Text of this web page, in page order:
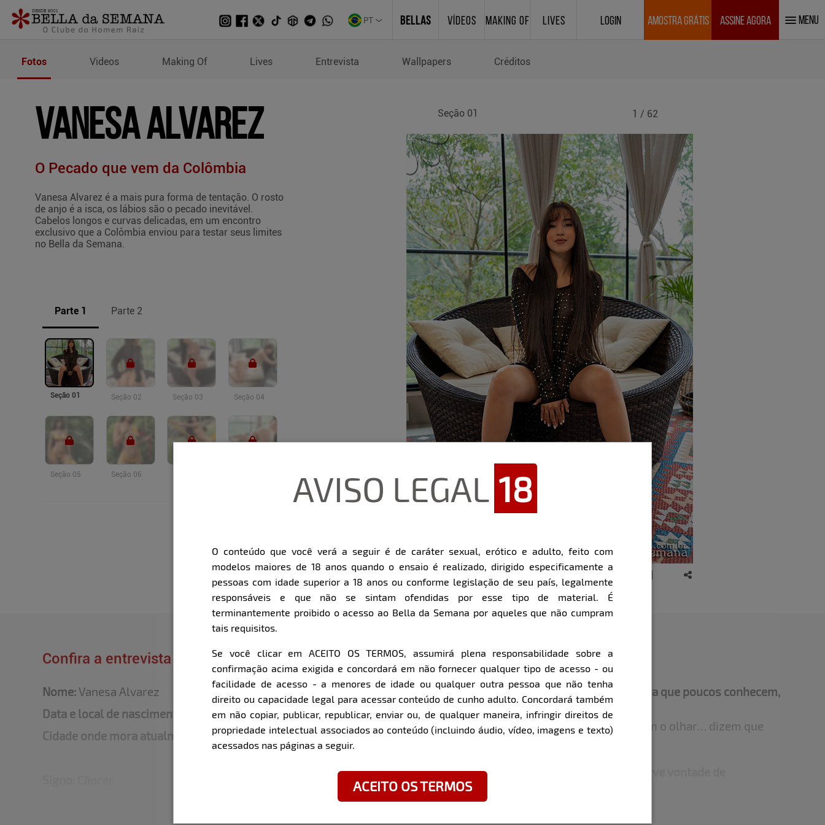
PT BELLAS VÍDEOS MAKING OF LIVES LOGIN AMOSTRA GRÁTIS ASSINE AGORA MENU
Fotos de Vanesa Alvarez
Fotos Videos Making Of Lives Entrevista Wallpapers Créditos
VANESA ALVAREZ
O Pecado que vem da Colômbia
Vanesa Alvarez é a mais pura forma de tentação. O rosto
de anjo é a isca, os lábios são o pecado inevitável.
Cabelos longos e curvas delicadas, em um encontro
exclusivo que a Colômbia enviou para testar seus limites
no Bella da Semana.
Parte 1 Parte 2
Seção 01 Seção 02 Seção 03 Seção 04
Seção 05 Seção 06
Seção 01 1 / 62
Item
1
of
9
Confira a entrevista que o Bella fez com a modelo:
Nome:Vanesa Alvarez
Data e local de nascimento:
15/07/2001 Medellín / Colômbia
Cidade onde mora atualmente:
Porto Alegre / RS
Você tem algum talento ou habilidade secreta que poucos conhecem,
mas que te faz sentir única?
Tenho um talento especial para provocar com o olhar… dizem que
consigo hipnotizar sem dizer uma palavra.
Qual é o fetiche mais inusitado que você já teve vontade de
experimentar?
Fantasia de ser completamente dominada por alguém que saiba
AVISO LEGAL 18
O conteúdo que você verá a seguir é de caráter sexual, erótico e adulto, feito com
modelos maiores de 18 anos quando o ensaio é realizado, dirigido especificamente a
pessoas com idade superior a 18 anos ou conforme legislação de seu país, legalmente
responsáveis e que não se sintam ofendidas por esse tipo de material. É
terminantemente proibido o acesso ao Bella da Semana por aqueles que não cumpram
tais requisitos.
Se você clicar em ACEITO OS TERMOS, assumirá plena responsabilidade sobre a
confirmação acima exigida e concordará em não fornecer qualquer tipo de acesso - ou
facilidade de acesso - a menores de idade ou qualquer outra pessoa que não tenha
direito ou capacidade legal para acessar conteúdo de cunho adulto. Concordará também
em não copiar, publicar, republicar, enviar ou, de qualquer maneira, infringir direitos de
propriedade intelectual associados ao conteúdo (incluindo áudio, vídeo, imagens e texto)
acessados nas páginas a seguir.
ACEITO OS TERMOS